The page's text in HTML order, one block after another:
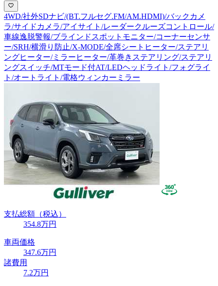
4WD/社外SDナビ/(BT.フルセグ.FM/AM.HDMI)/バックカメ
ラ/サイドカメラ/アイサイト/レーダークルーズコントロール/
車線逸脱警報/ブラインドスポットモニター/コーナーセンサ
ー/SRH/横滑り防止/X-MODE/全席シートヒーター/ステアリ
ングヒーター/ミラーヒーター/革巻きステアリング/ステアリ
ングスイッチ/MTモード付AT/LEDヘッドライト/フォグライ
ト/オートライト/電格ウィンカーミラー
支払総額 （税込）
354.8万円
車両価格
347.6万円
諸費用
7.2万円